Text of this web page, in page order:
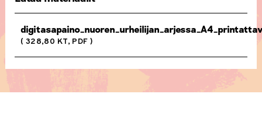
( 328,80 KT, PDF )